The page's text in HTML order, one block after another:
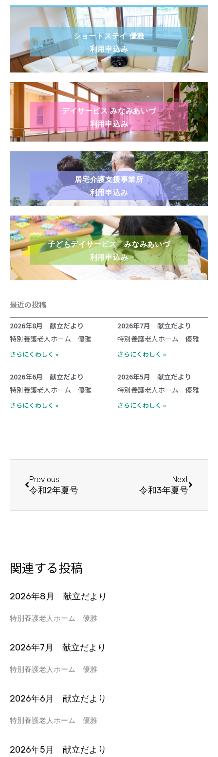
ショートステイ 優雅
利用申込み
デイサービス みなみあいづ
利用申込み
居宅介護支援事業所
利用申込み
子どもデイサービス みなみあいづ
利用申込み
最近の投稿
2026年8月 献立だより
特別養護老人ホーム 優雅
さらにくわしく »
2026年7月 献立だより
特別養護老人ホーム 優雅
さらにくわしく »
2026年6月 献立だより
特別養護老人ホーム 優雅
さらにくわしく »
2026年5月 献立だより
特別養護老人ホーム 優雅
さらにくわしく »
Previous
令和2年夏号
Next
令和3年夏号
関連する投稿
2026年8月 献立だより
特別養護老人ホーム 優雅
2026年7月 献立だより
特別養護老人ホーム 優雅
2026年6月 献立だより
特別養護老人ホーム 優雅
2026年5月 献立だより